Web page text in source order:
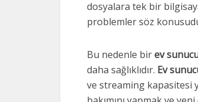
dosyalara tek bir
problemler söz
Bu nedenle birev
daha sağlıklıdır. Ev
ve streaming kapasitesi